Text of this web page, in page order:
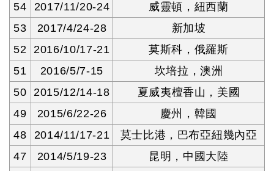
54
2017/11/20-24
威靈頓，紐西蘭
53
2017/4/24-28
新加坡
52
2016/10/17-21
莫斯科，俄羅斯
51
2016/5/7-15
坎培拉，澳洲
50
2015/12/14-18
夏威夷檀香山，美國
49
2015/6/22-26
慶州，韓國
48
2014/11/17-21
莫士比港，巴布亞紐幾內亞
47
2014/5/19-23
昆明，中國大陸